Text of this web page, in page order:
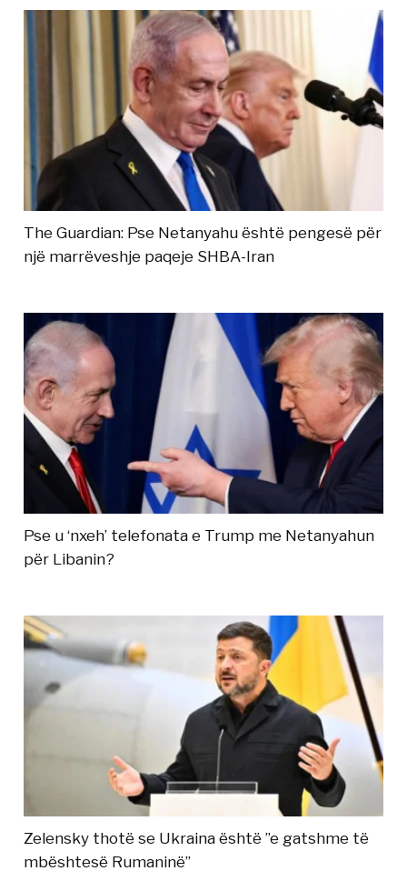
The Guardian: Pse Netanyahu është pengesë për
një marrëveshje paqeje SHBA-Iran
Pse u ‘nxeh’ telefonata e Trump me Netanyahun
për Libanin?
Zelensky thotë se Ukraina është ”e gatshme të
mbështesë Rumaninë”